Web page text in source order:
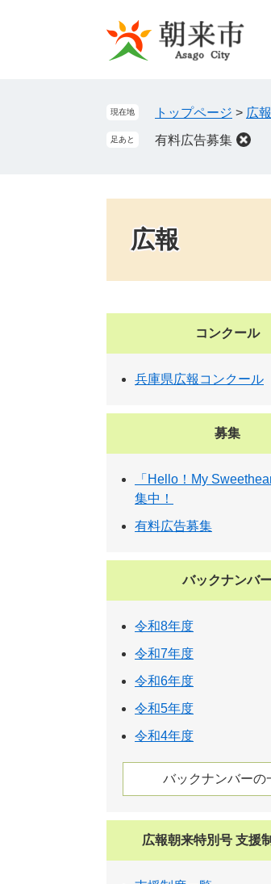
現在地 トップページ > 広報
足あと 有料広告募集
広報
コンクール
兵庫県広報コンクール
募集
「Hello！My
集中！
有料広告募集
バックナンバ
令和8年度
令和7年度
令和6年度
令和5年度
令和4年度
バックナンバーの
広報朝来特別号 支援